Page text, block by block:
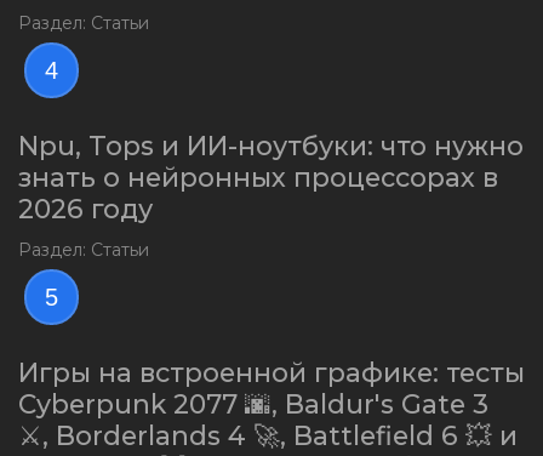
Раздел: Статьи
4
Npu, Tops и ИИ-ноутбуки: что нужно
знать о нейронных процессорах в
2026 году
Раздел: Статьи
5
Игры на встроенной графике: тесты
Cyberpunk 2077 🌆, Baldur's Gate 3
⚔️, Borderlands 4 🚀, Battlefield 6 💥 и